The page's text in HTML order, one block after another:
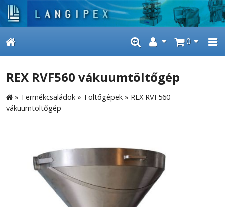
0
REX RVF560 vákuumtöltőgép
» Termékcsaládok » Töltőgépek » REX RVF560
vákuumtöltőgép